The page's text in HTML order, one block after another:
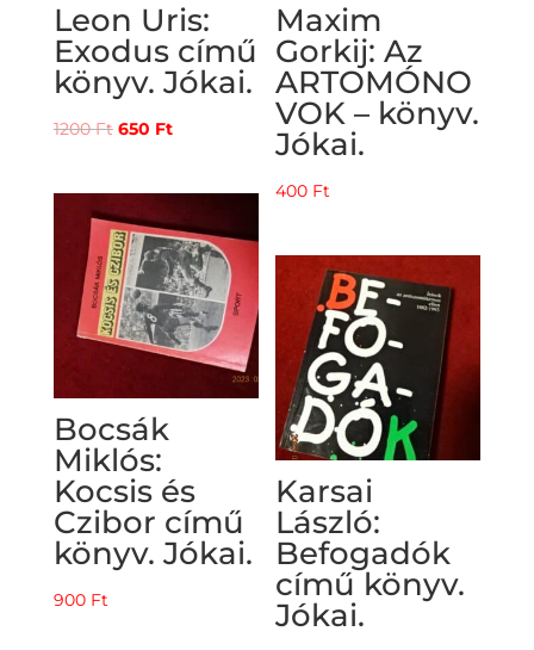
Leon Uris:
Exodus című
könyv. Jókai.
1200Ft Original
was:
1200 Ft.
650 FtCurrent
is:
650 Ft.
Maxim
Gorkij: Az
ARTOMÓNO
VOK – könyv.
Jókai.
400 Ft
Bocsák
Miklós:
Kocsis és
Czibor című
könyv. Jókai.
900 Ft
Karsai
László:
Befogadók
című könyv.
Jókai.